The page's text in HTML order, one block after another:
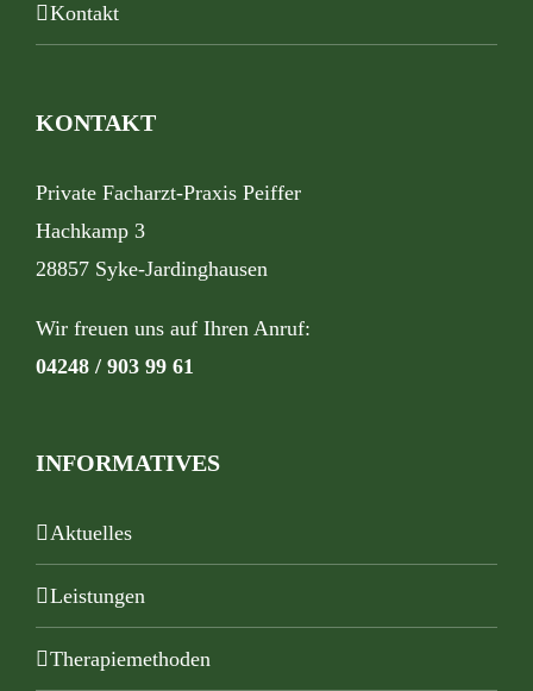
Kontakt
KONTAKT
Private Facharzt-Praxis Peiffer
Hachkamp 3
28857 Syke-Jardinghausen
Wir freuen uns auf Ihren Anruf:
04248 / 903 99 61
INFORMATIVES
Aktuelles
Leistungen
Therapiemethoden